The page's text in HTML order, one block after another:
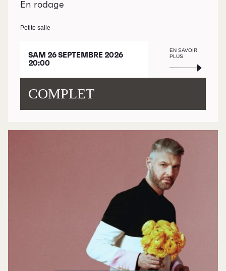
En rodage
Petite salle
SAM 26 SEPTEMBRE 2026
20:00
EN SAVOIR
PLUS
COMPLET